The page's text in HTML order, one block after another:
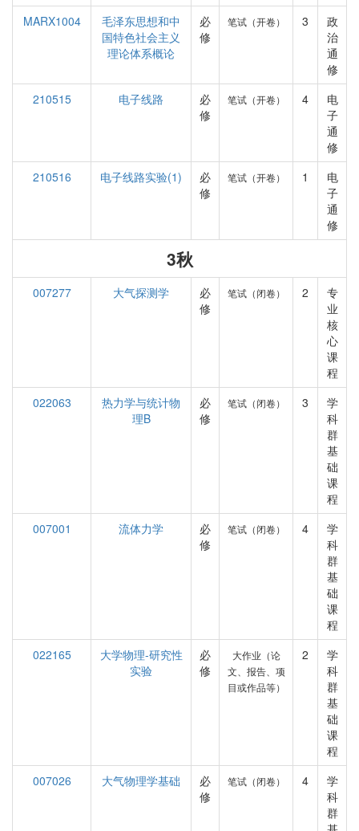
MARX1004
毛泽东思想和中
国特色社会主义
理论体系概论
必
修
笔试（开卷） 3
政
治
通
修
210515
电子线路
必
修
笔试（开卷） 4
电
子
通
修
210516
电子线路实验(1)
必
修
笔试（开卷） 1
电
子
通
修
3秋
007277 大气探测学
必
修
笔试（闭卷） 2
专
业
核
心
课
程
022063
热力学与统计物
理B
必
修
笔试（闭卷） 3
学
科
群
基
础
课
程
007001
流体力学
必
修
笔试（闭卷） 4
学
科
群
基
础
课
程
022165
大学物理-研究性
实验
必
修
大作业（论
文、报告、项
目或作品等）
2
学
科
群
基
础
课
程
007026
大气物理学基础
必
修
笔试（闭卷） 4
学
科
群